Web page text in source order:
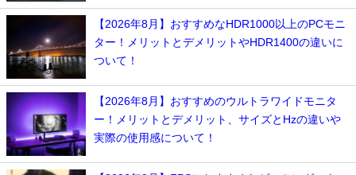
【2026年8月】おすすめなHDR1000以上のPCモニ
ター！メリットとデメリットやHDR1400の違いに
ついて！
【2026年8月】おすすめのウルトラワイドモニタ
ー！メリットとデメリット、サイズとHzの違いや
実際の使用感について！